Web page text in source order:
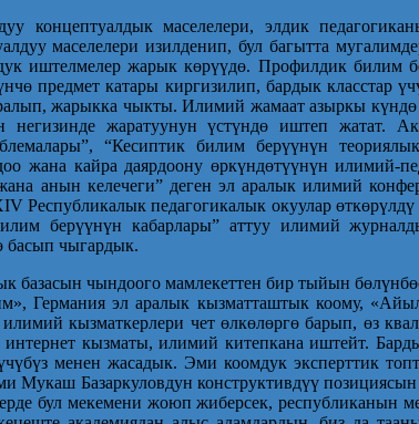
концептуалдык маселелери, элдик
маселелери изилденип, бул багытта
иштелмелер жарык көрүүдө. Профилдик
предмет катары киргизилип, бардык
жарыкка чыкты. Илимий жамаат азыркы
негизинде жаратуунун үстүндө иштеп жатат.
“Кесиптик билим берүүнүн
жана кайра даярдоону өркүндөтүүнүн
анын келечеги” деген эл аралык илимий
Республикалык педагогикалык окуулар
берүүнүн кабарлары” аттуу илимий
басып чыгардык.
базасын чындоого мамлекеттен бир тыйын
Германия эл аралык кызматташтык коому,
кызматкерлери чет өлкөлөргө барып, өз
интернет кызматы, илимий китепкана иштейт.
менен жасадык. Эми коомдук эксперттик
Мукаш Базаркуловдун конструктивдүү
бул мекемени жоюп жиберсек, республиканын